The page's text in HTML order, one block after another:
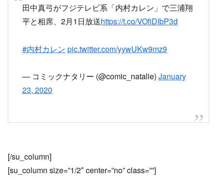
田中真弓がフジテレビ系「内村カレン」で三浦翔
平と相席、2月1日放送https://t.co/VOfiDIbP3d
#内村カレン pic.twitter.com/yywUKw9mz9
— コミックナタリー (@comic_natalie) January
23, 2020
[/su_column]
[su_column size=”1/2″ center=”no” class=””]